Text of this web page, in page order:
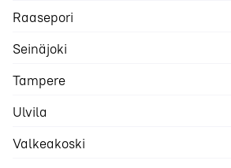
Raasepori
Seinäjoki
Tampere
Ulvila
Valkeakoski